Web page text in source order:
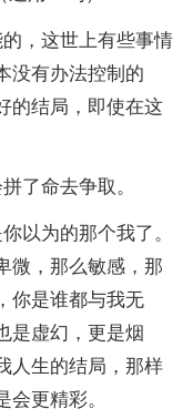
，这世上有些事情
没有办法控制的
的结局，即使在这
了命去争取。
以为的那个我了。
微，那么敏感，那
你是谁都与我无
是虚幻，更是烟
人生的结局，那样
更精彩。